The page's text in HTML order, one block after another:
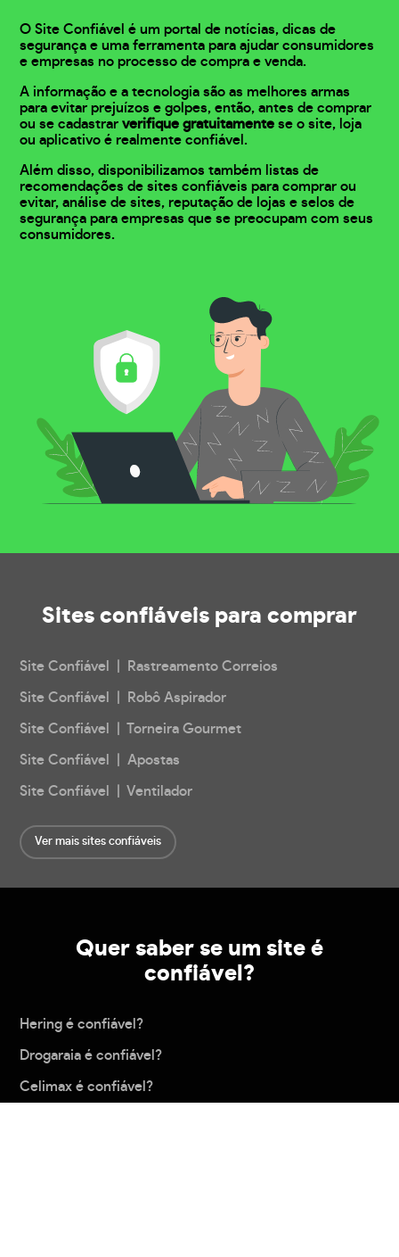
O Site Confiável é um portal de notícias, dicas de
segurança e uma ferramenta para ajudar consumidores
e empresas no processo de compra e venda.
A informação e a tecnologia são as melhores armas
para evitar prejuízos e golpes, então, antes de comprar
ou se cadastrarverifique gratuitamente se o site, loja
ou aplicativo é realmente confiável.
Além disso, disponibilizamos também listas de
recomendações de sites confiáveis para comprar ou
evitar, análise de sites, reputação de lojas e selos de
segurança para empresas que se preocupam com seus
consumidores.
Sites confiáveis para comprar
Site Confiável | Rastreamento Correios
Site Confiável | Robô Aspirador
Site Confiável | Torneira Gourmet
Site Confiável | Apostas
Site Confiável | Ventilador
Ver mais sites confiáveis
Quer saber se um site é
confiável?
Hering é confiável?
Drogaraia é confiável?
Celimax é confiável?